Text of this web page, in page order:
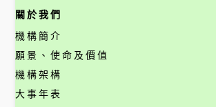
關於我們
機構簡介
願景、使命及價值
機構架構
大事年表